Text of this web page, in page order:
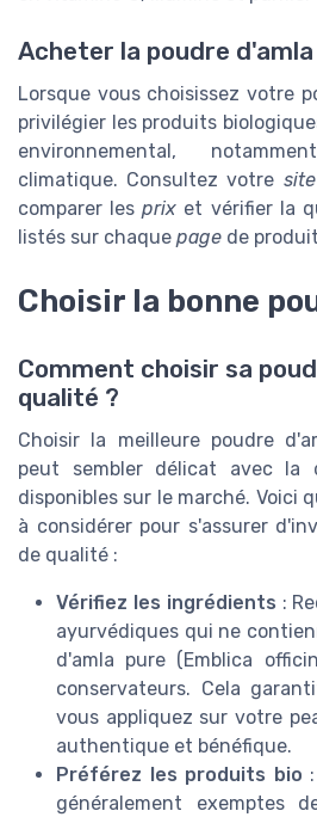
Acheter la poudre d'amla
Lorsque vous choisissez votre
privilégier les produits
environnemental,
climatique. Consultez votre site
comparer lesprix et vérifier la
listés sur chaque page de
Choisir la bonne
Comment choisir sa
qualité ?
Choisir la meilleure poudre
peut sembler délicat avec la
disponibles sur le marché. Voici
à considérer pour s'assurer
de qualité :
Vérifiez les ingrédients :
ayurvédiques qui ne
d'amla pure (Emblica
conservateurs. Cela
vous appliquez sur votre
authentique et bénéfique.
Préférez les produits bio
généralement exemptes